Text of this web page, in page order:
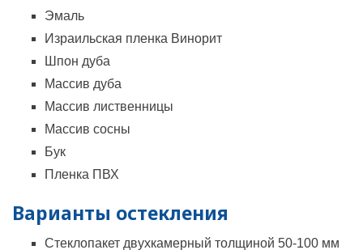
Эмаль
Израильская пленка Винорит
Шпон дуба
Массив дуба
Массив лиственницы
Массив сосны
Бук
Пленка ПВХ
Варианты остекления
Стеклопакет двухкамерный толщиной 50-100 мм